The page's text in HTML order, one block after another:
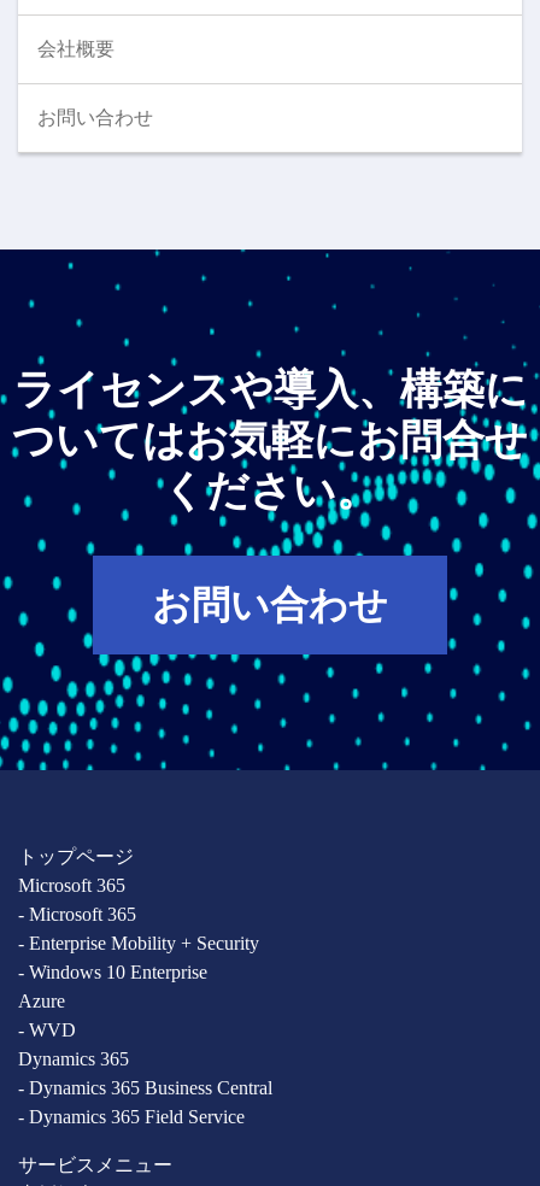
会社概要
お問い合わせ
ライセンスや導入、構築に
ついてはお気軽にお問合せ
ください。
お問い合わせ
トップページ
Microsoft 365
- Microsoft 365
- Enterprise Mobility + Security
- Windows 10 Enterprise
Azure
- WVD
Dynamics 365
- Dynamics 365 Business Central
- Dynamics 365 Field Service
サービスメニュー